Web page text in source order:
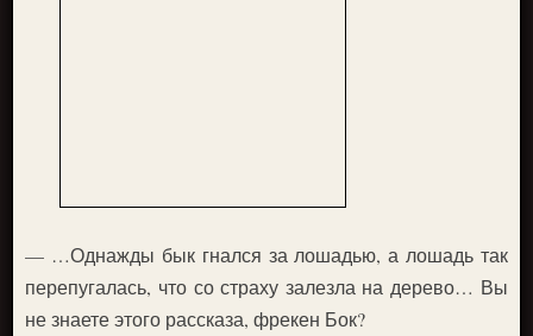
— …Однажды бык гнался за лошадью, а лошадь так
перепугалась, что со страху залезла на дерево… Вы
не знаете этого рассказа, фрекен Бок?